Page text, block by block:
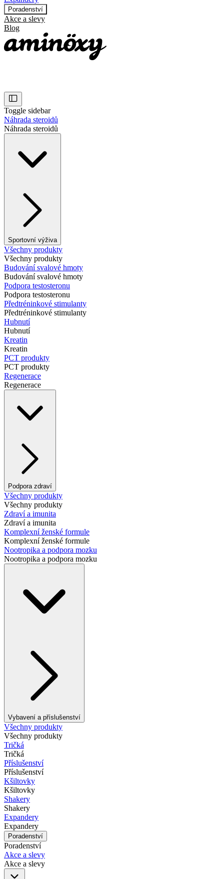
Poradenství
Akce a slevy
Blog
Toggle sidebar
Náhrada steroidů
Náhrada steroidů
Sportovní výživa
Všechny produkty
Všechny produkty
Budování svalové hmoty
Budování svalové hmoty
Podpora testosteronu
Podpora testosteronu
Předtréninkové stimulanty
Předtréninkové stimulanty
Hubnutí
Hubnutí
Kreatin
Kreatin
PCT produkty
PCT produkty
Regenerace
Regenerace
Podpora zdraví
Všechny produkty
Všechny produkty
Zdraví a imunita
Zdraví a imunita
Komplexní ženské formule
Komplexní ženské formule
Nootropika a podpora mozku
Nootropika a podpora mozku
Vybavení a příslušenství
Všechny produkty
Všechny produkty
Tričká
Tričká
Příslušenství
Příslušenství
Kšiltovky
Kšiltovky
Shakery
Shakery
Expandery
Expandery
Poradenství
Poradenství
Akce a slevy
Akce a slevy